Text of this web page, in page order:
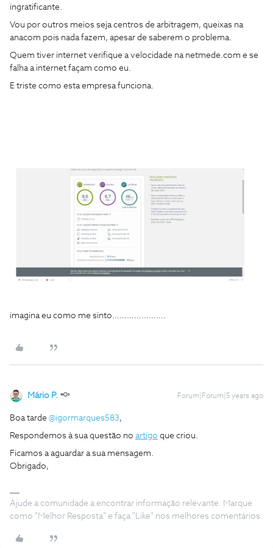
ingratificante.
Vou por outros meios seja centros de arbitragem, queixas na
anacom pois nada fazem, apesar de saberem o problema.
Quem tiver internet verifique a velocidade na netmede.com e se
falha a internet façam como eu.
E triste como esta empresa funciona.
imagina eu como me sinto………………….
Mário P. Forum|Forum|5 years ago
Boa tarde @igormarques583,
Respondemos à sua questão no artigo que criou.
Ficamos a aguardar a sua mensagem.
Obrigado,
Ajude a comunidade a encontrar informação relevante. Marque
como "Melhor Resposta" e faça "Like" nos melhores comentários.